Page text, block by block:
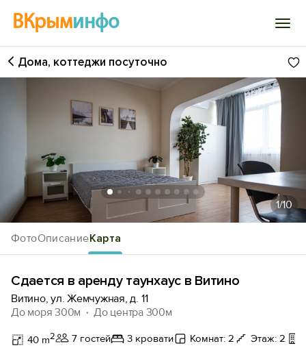
ВКрыминфо
Войти
Избранное
Добавить свой объект
ФотоОписаниеКарта
Дома, коттеджи посуточно
1/10
Сдается в аренду таунхаус в Витино
Витино, ул. Жемчужная, д. 11
До моря 300м
До центра 300м
40 m2 7 гостей 3 кровати Комнат: 2 Этаж: 2